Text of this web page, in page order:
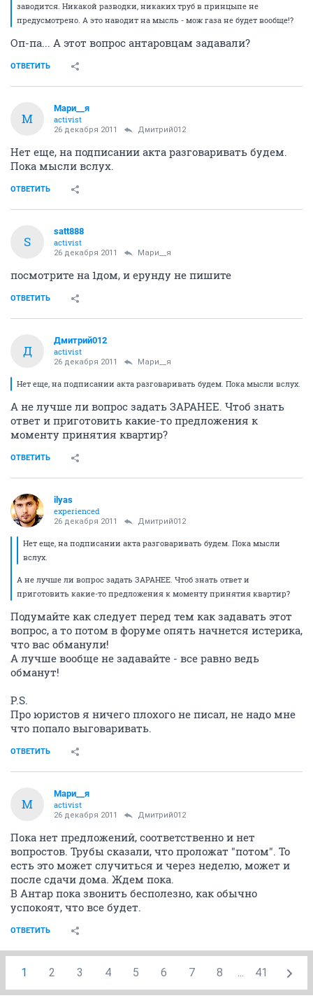
заводится. Никакой разводки, никаких труб в принцыпе не
предусмотрено. А это наводит на мысль - мож газа не будет вообще!?
Оп-па... А этот вопрос антаровцам задавали?
ОТВЕТИТЬ
М
Мари__я
activist
26 декабря 2011 Дмитрий012
Нет еще, на подписании акта разговаривать будем.
Пока мысли вслух.
ОТВЕТИТЬ
S
satt888
activist
26 декабря 2011 Мари__я
посмотрите на 1дом, и ерунду не пишите
ОТВЕТИТЬ
Д
Дмитрий012
activist
26 декабря 2011 Мари__я
Нет еще, на подписании акта разговаривать будем. Пока мысли вслух.
А не лучше ли вопрос задать ЗАРАНЕЕ. Чтоб знать
ответ и приготовить какие-то предложения к
моменту принятия квартир?
ОТВЕТИТЬ
ilyas
experienced
26 декабря 2011 Дмитрий012
Нет еще, на подписании акта разговаривать будем. Пока мысли
вслух.
А не лучше ли вопрос задать ЗАРАНЕЕ. Чтоб знать ответ и
приготовить какие-то предложения к моменту принятия квартир?
Подумайте как следует перед тем как задавать этот
вопрос, а то потом в форуме опять начнется истерика,
что вас обманули!
А лучше вообще не задавайте - все равно ведь
обманут!
P.S.
Про юристов я ничего плохого не писал, не надо мне
что попало выговаривать.
ОТВЕТИТЬ
М
Мари__я
activist
26 декабря 2011 Дмитрий012
Пока нет предложений, соответственно и нет
вопростов. Трубы сказали, что проложат "потом". То
есть это может случиться и через неделю, может и
после сдачи дома. Ждем пока.
В Антар пока звонить бесполезно, как обычно
успокоят, что все будет.
ОТВЕТИТЬ
1 2 3 4 5 6 7 8 ... 41